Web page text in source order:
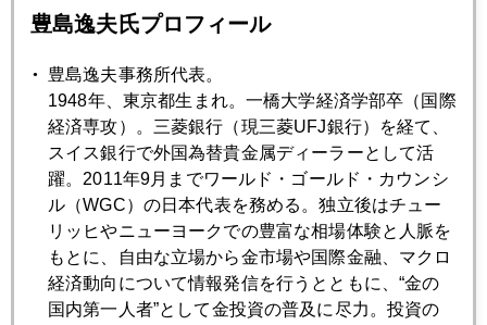
2020年01月29日
新型肺炎優先、中国経済６％割れも覚悟か
2020年01月28日
コロナショック、中国デフォルト懸念再燃も
2020年01月27日
コロナショック、週明け、市場を直撃
豊島逸夫氏プロフィール
豊島逸夫事務所代表。
1948年、東京都生まれ。一橋大学経済学部卒（国際
経済専攻）。三菱銀行（現三菱UFJ銀行）を経て、
スイス銀行で外国為替貴金属ディーラーとして活
躍。2011年9月までワールド・ゴールド・カウンシ
ル（WGC）の日本代表を務める。独立後はチュー
リッヒやニューヨークでの豊富な相場体験と人脈を
もとに、自由な立場から金市場や国際金融、マクロ
経済動向について情報発信を行うとともに、“金の
国内第一人者”として金投資の普及に尽力。投資の